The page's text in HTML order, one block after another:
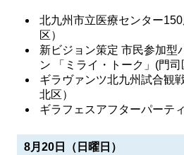
北九州市立医療センター
区）
新ビジョン策定 市民参加型
ン 「ミライ・トーク」(門司
ギラヴァンツ北九州試合観
北区）
ギラフェスアフターパーテ
8月20日（日曜日）